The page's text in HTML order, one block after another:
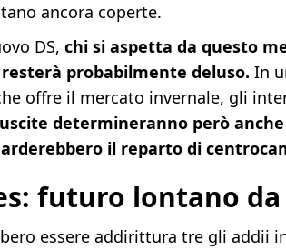
ancora coperte.
DS, chi si aspetta da questo
probabilmente deluso. In
offre il mercato invernale, gli
determineranno però
il reparto di
futuro lontano
essere addirittura tre gli addii